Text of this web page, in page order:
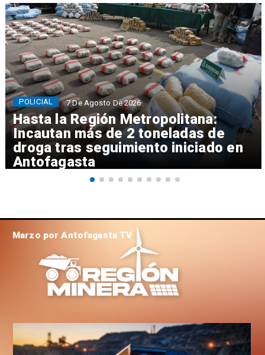
Hasta la Región Metropolitana:
Incautan más de 2 toneladas de
droga tras seguimiento iniciado en
Antofagasta
POLICIAL 7 De Agosto De 2026
Marzo por Antofagasta TV